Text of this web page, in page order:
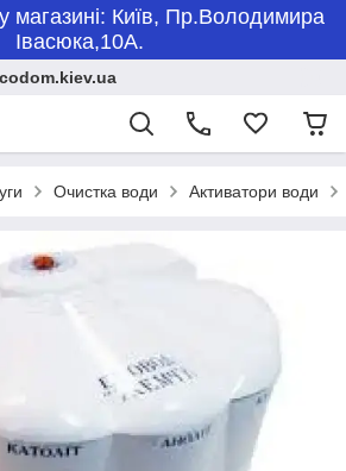
магазині: Київ, Пр.Володимира
Івасюка,10А.
Очистка води Активатори води